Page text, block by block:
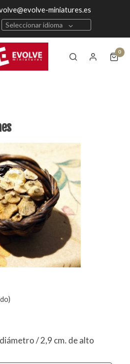
miniatures.es
Seleccionar idioma
0
/ 2,9 cm. de alto